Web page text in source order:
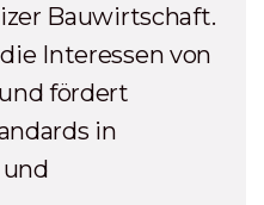
Bauwirtschaft.
Interessen von
fördert
in